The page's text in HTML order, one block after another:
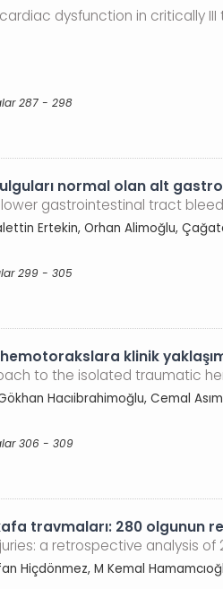
dysfunction in critically
287 - 298
normal olan alt
gastrointestinal tract
Ertekin, Orhan Alimoğlu,
299 - 305
klinik
to the isolated traumatic
Hacıibrahimoğlu, Cemal
306 - 309
travmaları: 280 olgunun
a retrospective analysis of
Hiçdönmez, M Kemal